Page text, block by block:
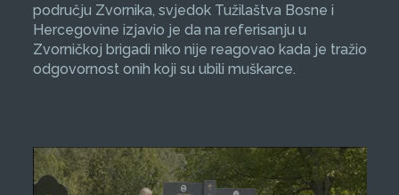
području Zvornika, svjedok Tužilaštva Bosne i
Hercegovine izjavio je da na referisanju u
Zvorničkoj brigadi niko nije reagovao kada je tražio
odgovornost onih koji su ubili muškarce.